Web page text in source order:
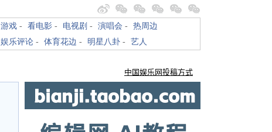
游戏 - 看电影 - 电视剧 - 演唱会 - 热周边
娱乐评论 - 体育花边 - 明星八卦 - 艺人